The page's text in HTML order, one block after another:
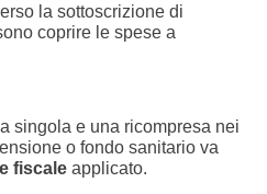
la sottoscrizione di
coprire le spese a
singola e una ricompresa nei
o fondo sanitario va
fiscaleapplicato.